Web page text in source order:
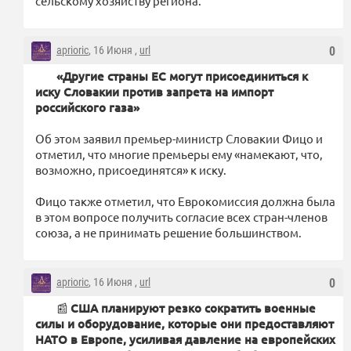
0
aprioric, 16 Июня , url
«Другие страны ЕС могут присоединиться к
иску Словакии против запрета на импорт
российского газа»
Об этом заявил премьер-министр Словакии Фицо и
отметил, что многие премьеры ему «намекают, что,
возможно, присоединятся» к иску.
Фицо также отметил, что Еврокомиссия должна была
в этом вопросе получить согласие всех стран-членов
союза, а не принимать решение большинством.
0
aprioric, 16 Июня , url
📰 США планируют резко сократить военные
силы и оборудование, которые они предоставляют
НАТО в Европе, усиливая давление на европейских